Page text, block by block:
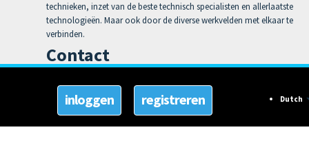
Dutch
technieken, inzet van de beste technisch specialisten en allerlaatste
technologieën. Maar ook door de diverse werkvelden met elkaar te
verbinden.
Contact
Telefoon:+31 85 224 00 00
Email:support@thepeoplegroup.nl